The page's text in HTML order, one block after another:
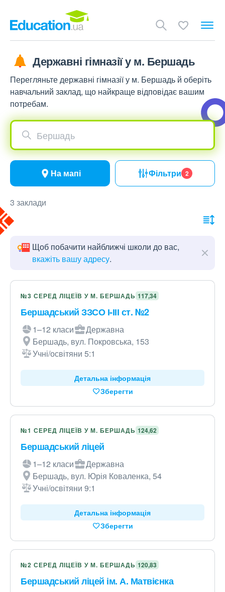
Державні гімназії у м. Бершадь
Перегляньте державні гімназії у м. Бершадь й оберіть
навчальний заклад, що найкраще відповідає вашим
потребам.
Бершадь
На мапі Фільтри 2
3 заклади
Щоб побачити найближчі школи до вас,
вкажіть вашу адресу.
№3 СЕРЕД ЛІЦЕЇВ У М. БЕРШАДЬ 117,34
Бершадський ЗЗСО І-ІІІ ст. №2
1–12 класи
Державна
Бершадь, вул. Покровська, 153
Учні/освітяни 5:1
Детальна інформація
Зберегти
№1 СЕРЕД ЛІЦЕЇВ У М. БЕРШАДЬ 124,62
Бершадський ліцей
1–12 класи
Державна
Бершадь, вул. Юрія Коваленка, 54
Учні/освітяни 9:1
Детальна інформація
Зберегти
№2 СЕРЕД ЛІЦЕЇВ У М. БЕРШАДЬ 120,83
Бершадський ліцей ім. А. Матвієнка